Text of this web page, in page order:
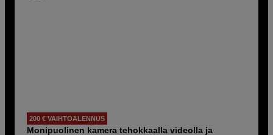
200 € VAIHTOALENNUS
Monipuolinen kamera tehokkaalla videolla ja